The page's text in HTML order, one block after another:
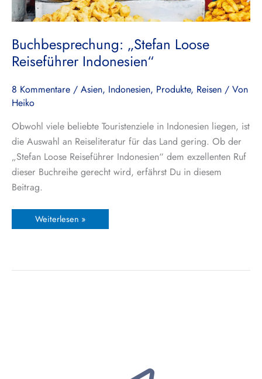
Buchbesprechung: „Stefan Loose
Reiseführer Indonesien“
8 Kommentare / Asien, Indonesien, Produkte, Reisen / Von
Heiko
Obwohl viele beliebte Touristenziele in Indonesien liegen, ist
die Auswahl an Reiseliteratur für das Land gering. Ob der
„Stefan Loose Reiseführer Indonesien“ dem exzellenten Ruf
dieser Buchreihe gerecht wird, erfährst Du in diesem
Beitrag.
Weiterlesen »